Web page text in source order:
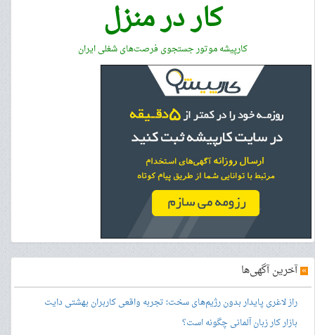
کار در منزل
کارپیشه موتور جستجوی فرصت‌های شغلی ایران
»آخرین آگهی‌ها
راز لاغری پایدار بدون رژیم‌های سخت؛ تجربه واقعی کاربران بهشتی دایت
بازار کار زبان آلمانی چگونه است؟